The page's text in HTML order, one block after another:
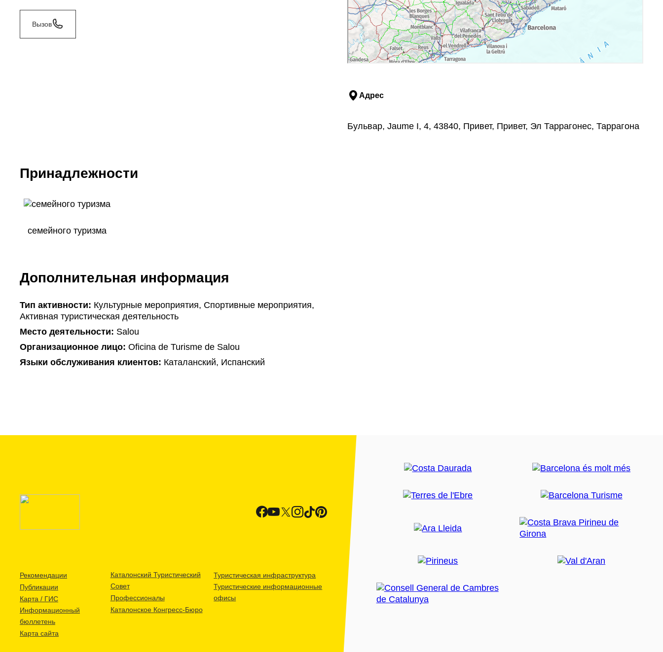
Вызов
Адрес
Бульвар, Jaume I, 4, 43840, Привет, Привет, Эл Таррагонес, Таррагона
Принадлежности
семейного туризма
Дополнительная информация
Тип активности: Культурные мероприятия, Спортивные мероприятия,
Активная туристическая деятельность
Mесто деятельности: Salou
Организационное лицо: Oficina de Turisme de Salou
Языки обслуживания клиентов: Каталанский, Испанский
Рекомендации
Публикации
Карта / ГИС
Информационный
бюллетень
Карта сайта
Каталонский Туристический
Совет
Профессионалы
Каталонское Конгресс-Бюро
Туристическая инфраструктура
Туристические информационные
офисы